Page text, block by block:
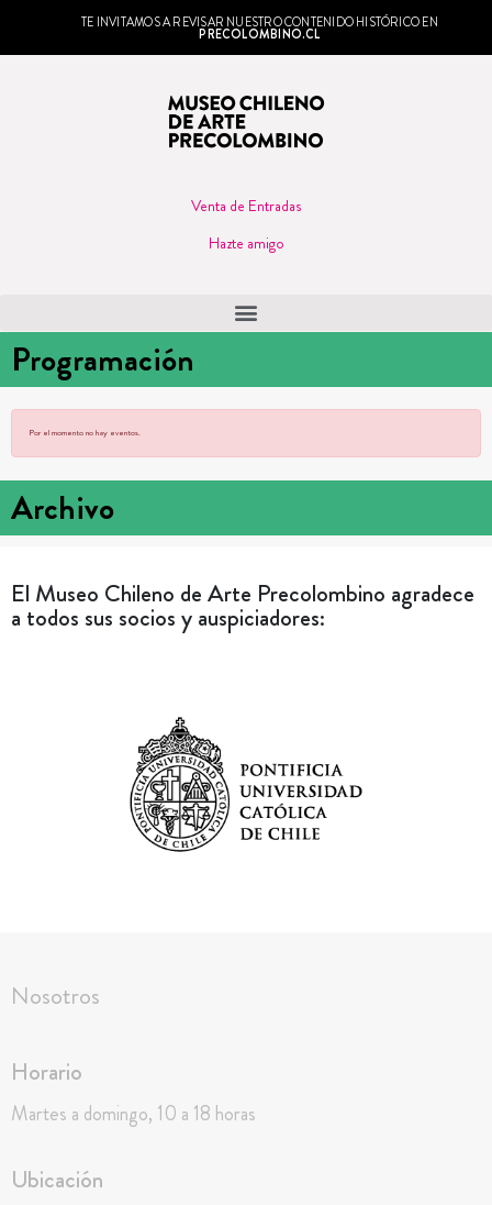
TE INVITAMOS A REVISAR NUESTRO CONTENIDO HISTÓRICO EN
PRECOLOMBINO.CL
Venta de Entradas
Hazte amigo
Programación
Por el momento no hay eventos.
Archivo
El Museo Chileno de Arte Precolombino agradece
a todos sus socios y auspiciadores:
Nosotros
Horario
Martes a domingo, 10 a 18 horas
Ubicación